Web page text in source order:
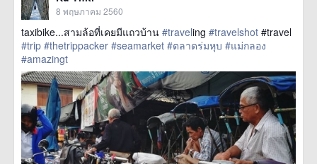
8 พฤษภาคม 2560
taxibike...สามล้อที่เคยมีแถวบ้าน #traveling #travelshot #travel
#trip #thetrippacker #seamarket #ตลาดร่มหุบ #แม่กลอง
#amazingt
href=https://m.thetrippacker.com/th/image/location/204714>
more